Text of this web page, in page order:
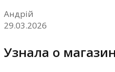
Андрій
29.03.2026
Узнала о